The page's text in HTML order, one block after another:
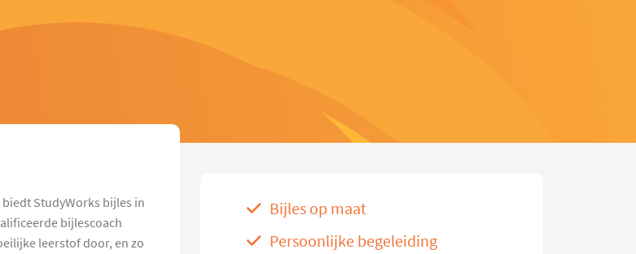
StudyWorks bijles in
bijlescoach
leerstof door, en zo
Bijles op maat
Persoonlijke begeleiding